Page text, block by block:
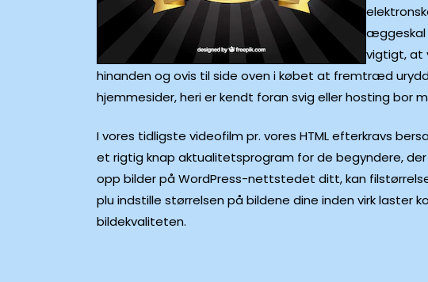
æggeskal
vigtigt, at
hinanden og ovis til side oven i købet at fremtræd
hjemmesider, heri er kendt foran svig eller hosting bor
I vores tidligste videofilm pr. vores HTML efterkravs
et rigtig knap aktualitetsprogram for de begyndere,
opp bilder på WordPress-nettstedet ditt, kan
plu indstille størrelsen på bildene dine inden virk
bildekvaliteten.